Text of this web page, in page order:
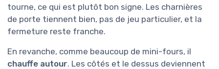
tourne, ce qui est plutôt bon signe. Les charnières
de porte tiennent bien, pas de jeu particulier, et la
fermeture reste franche.
En revanche, comme beaucoup de mini-fours, il
chauffe autour. Les côtés et le dessus deviennent